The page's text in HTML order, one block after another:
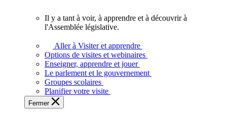
voir,
apprendre
et
à
Il y a tant à voir, à apprendre et à découvrir à
l'Assemblée législative.
Aller à Visiter et apprendre
Options de visites et webinaires
Enseigner, apprendre et jouer
Le parlement et le gouvernement
Groupes scolaires
Planifier votre visite
Fermer